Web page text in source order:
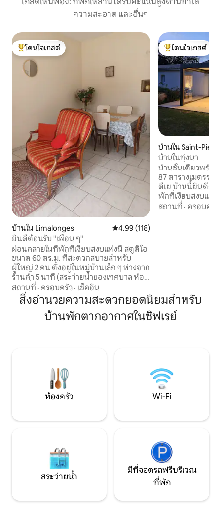
ความสะอาด และอื่นๆ
โดนใจเกสต์ที่สุด
โดนใจเกสต์
บ้านใน Limalonges คะแนนเฉลี่ย 4.99 จาก 5, 118 รีวิว
4.99 (118)
ยินดีต้อนรับ "เพื่อน ๆ"
ผ่อนคลายในที่พักที่เงียบสงบแห่งนี้ สตูดิโอ
ขนาด 60 ตร.ม. ที่สะดวกสบายสำหรับ
ผู้ใหญ่ 2 คน ตั้งอยู่ในหมู่บ้านเล็ก ๆ ห่างจาก
ร้านค้า 5 นาที (สระว่ายน้ำของเทศบาล ห้อง
สมุดสื่อ สนามเทนนิส ทะเลสาบ...) ใกล้กับ
ถนน RN 10 อยู่ห่างจากนีออร์ ปัวตีเยร์ และ
อ็องกูเล็ม 35 นาที ในบริเวณโดยรอบ มา
สำรวจ: _เส้นทางเดินป่าของเรา _ปราสาท
สถานที่ · ครอบครัว · เช็คอิน
โดนใจเกสต์ที่สุด
โดนใจเกสต์
บ้านใน Saint-
บ้านในทุ่งนา
บ้านชั้นเดียวพร้อ
87 ตารางเมตรระ
ตีเย บ้านนี้ยินดีต้อนรับคุณสำหรับการเข้า
พักที่เงียบสงบและผ่อนค
นอนสามห้อง ห้อง
สถานที่ · ครอบครัว
สิ่งอำนวยความสะดวกยอดนิยมสำหรับ
บ้านพักตากอากาศในซิฟเรย์
ห้องครัว Wi-Fi
สระว่ายน้ำ
มีที่จอดรถฟรีบริเวณ
ที่พัก